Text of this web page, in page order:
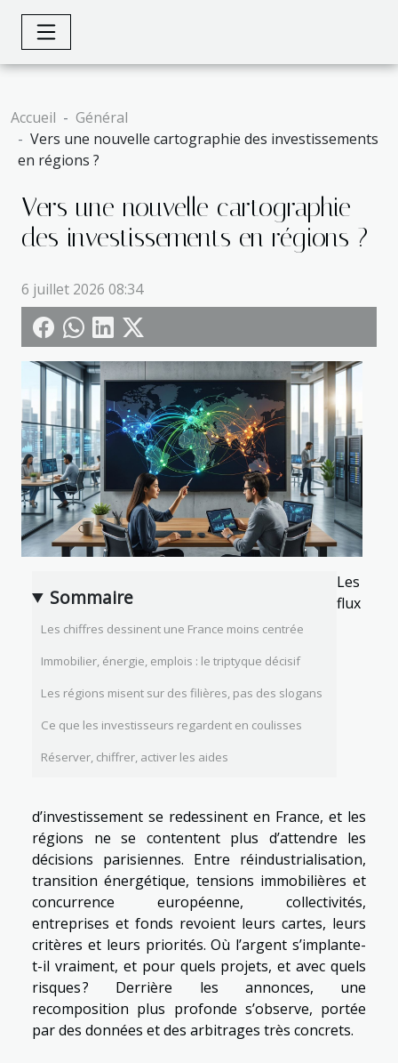
Accueil
Général
Vers une nouvelle cartographie des investissements
en régions ?
Vers une nouvelle cartographie
des investissements en régions ?
6 juillet 2026 08:34
Sommaire
Les chiffres dessinent une France moins centrée
Immobilier, énergie, emplois : le triptyque décisif
Les régions misent sur des filières, pas des slogans
Ce que les investisseurs regardent en coulisses
Réserver, chiffrer, activer les aides
Les
flux
d’investissement se redessinent en France, et les
régions ne se contentent plus d’attendre les
décisions parisiennes. Entre réindustrialisation,
transition énergétique, tensions immobilières et
concurrence européenne, collectivités,
entreprises et fonds revoient leurs cartes, leurs
critères et leurs priorités. Où l’argent s’implante-
t-il vraiment, et pour quels projets, et avec quels
risques ? Derrière les annonces, une
recomposition plus profonde s’observe, portée
par des données et des arbitrages très concrets.